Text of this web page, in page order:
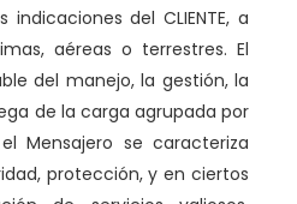
del CLIENTE, a
aéreas o terrestres. El
del manejo, la gestión, la
de la carga agrupada por
el Mensajero se caracteriza
protección, y en ciertos